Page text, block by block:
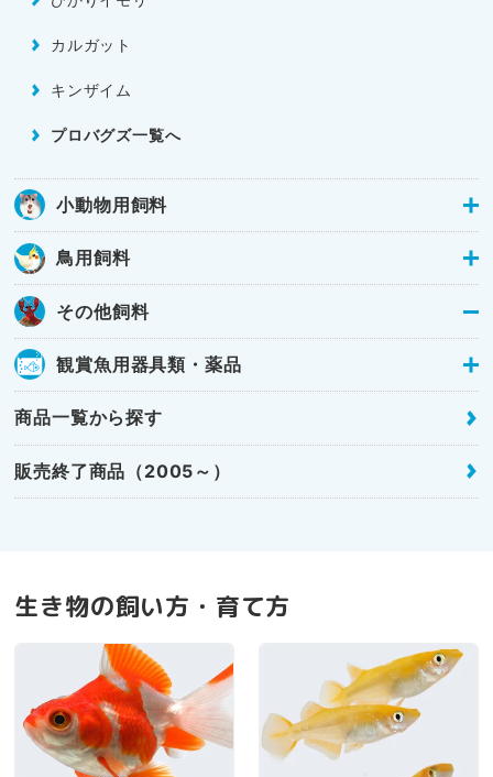
カルガット
キンザイム
プロバグズ一覧へ
小動物用飼料
鳥用飼料
その他飼料
観賞魚用器具類・薬品
商品一覧から探す
販売終了商品（2005～）
生き物の飼い方・育て方